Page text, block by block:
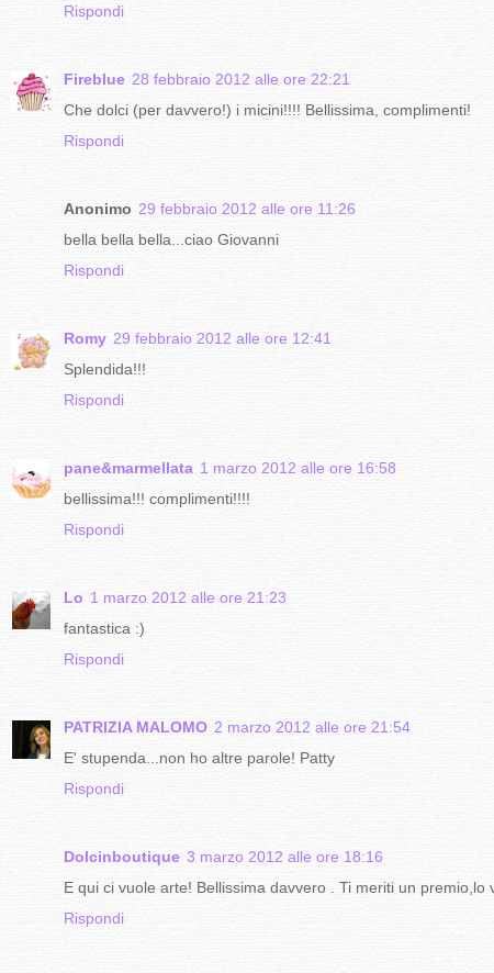
Rispondi
Fireblue 28 febbraio 2012 alle ore 22:21
Che dolci (per davvero!) i micini!!!! Bellissima, complimenti!
Rispondi
Anonimo 29 febbraio 2012 alle ore 11:26
bella bella bella...ciao Giovanni
Rispondi
Romy 29 febbraio 2012 alle ore 12:41
Splendida!!!
Rispondi
pane&marmellata 1 marzo 2012 alle ore 16:58
bellissima!!! complimenti!!!!
Rispondi
Lo 1 marzo 2012 alle ore 21:23
fantastica :)
Rispondi
PATRIZIA MALOMO 2 marzo 2012 alle ore 21:54
E' stupenda...non ho altre parole! Patty
Rispondi
Dolcinboutique 3 marzo 2012 alle ore 18:16
E qui ci vuole arte! Bellissima davvero . Ti meriti un
Rispondi